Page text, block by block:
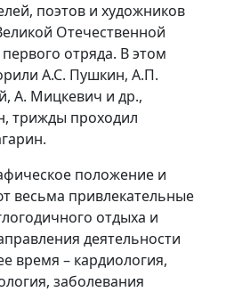
поэтов и художников
Отечественной
отряда. В этом
А.С. Пушкин, А.П.
А. Мицкевич и др.,
трижды проходил
положение и
весьма привлекательные
отдыха и
деятельности
время – кардиология,
заболевания